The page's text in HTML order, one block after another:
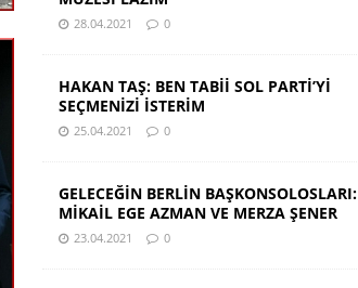
28.04.2021 0
HAKAN TAŞ: BEN TABİİ SOL PARTİ’Yİ
SEÇMENİZİ İSTERİM
25.04.2021 0
GELECEĞİN BERLİN BAŞKONSOLOSLARI:
MİKAİL EGE AZMAN VE MERZA ŞENER
23.04.2021 0